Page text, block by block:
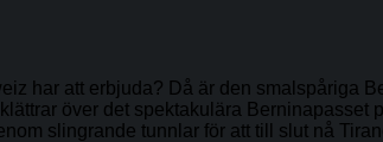
har att erbjuda? Då är den smalspåriga
över det spektakulära
slingrande tunnlar för att till slut nå